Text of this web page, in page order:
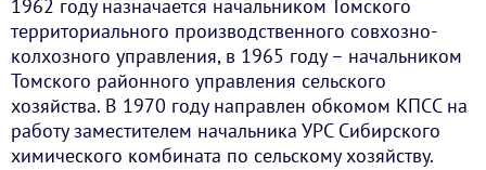
1962 году назначается начальником Томского
территориального производственного совхозно-
колхозного управления, в 1965 году – начальником
Томского районного управления сельского
хозяйства. В 1970 году направлен обкомом КПСС на
работу заместителем начальника УРС Сибирского
химического комбината по сельскому хозяйству.